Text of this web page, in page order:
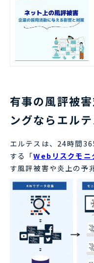
有事の風評被
ングならエルテ
エルテスは、24時間
する「Webリスクモニ
す風評被害や炎上の予